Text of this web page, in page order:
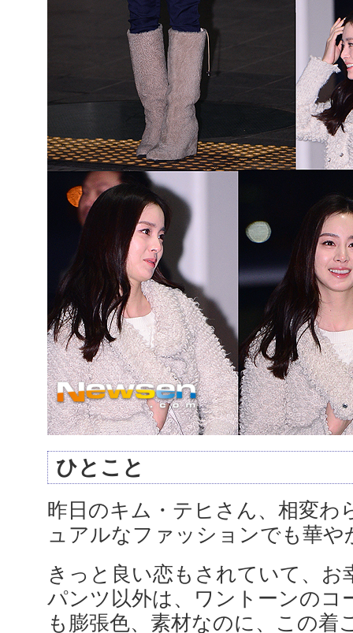
ひとこと
昨日のキム・テヒさん、相変わ
ュアルなファッションでも華や
きっと良い恋もされていて、お
パンツ以外は、ワントーンのコ
も膨張色、素材なのに、この着